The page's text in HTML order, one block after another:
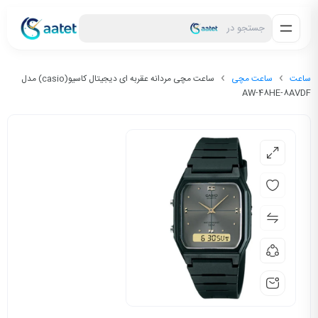
جستجو در
ساعت ساعت مچی
ساعت مچی مردانه عقربه ای دیجیتال کاسیو(casio) مدل
AW-48HE-8AVDF